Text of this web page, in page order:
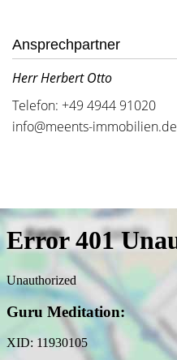
Ansprechpartner
Herr Herbert Otto
Telefon: +49 4944 91020
info@meents-immobilien.de